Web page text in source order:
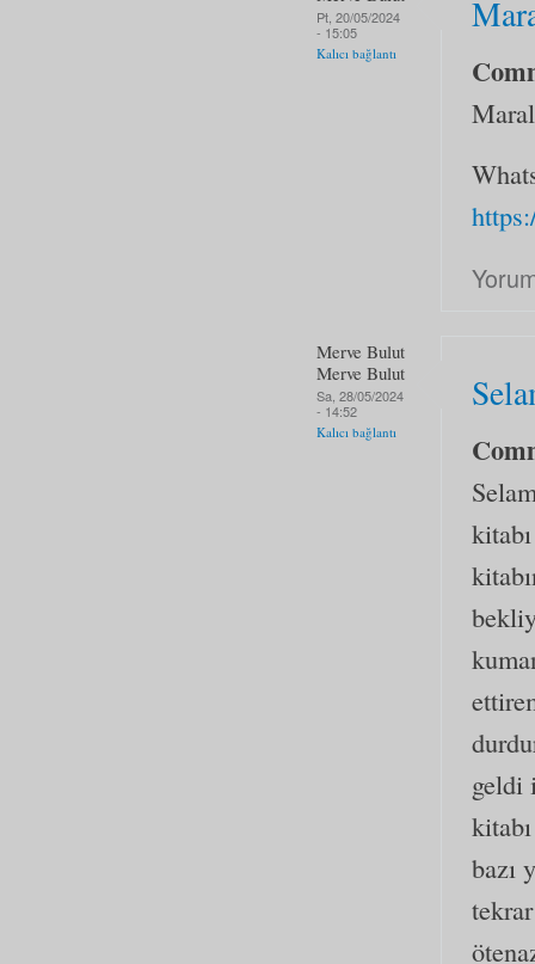
Pt, 20/05/2024
- 15:05
Kalıcı bağlantı
Merve Bulut
Merve Bulut
Sa, 28/05/2024
- 14:52
Kalıcı bağlantı
geldi
bazı